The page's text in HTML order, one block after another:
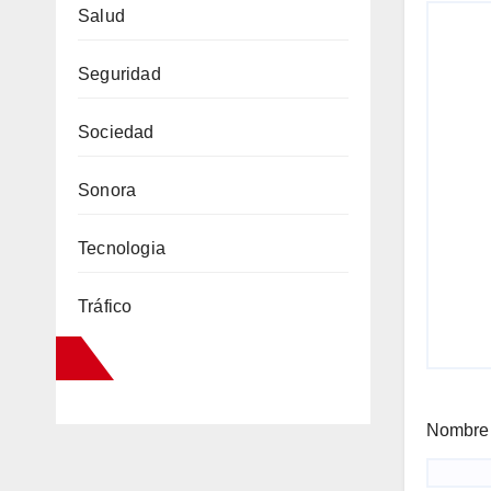
Salud
Seguridad
Sociedad
Sonora
Tecnologia
Tráfico